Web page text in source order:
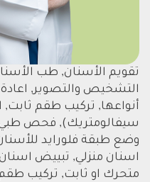
تقويم الأسنان, طب
التشخيص والتصوير,
أنواعها, تركيب طقم
سيفالومتريك), فحص
وضع طبقة فلورايد
اسنان منزلي, تبييض
متحرك او ثابت, تركيب